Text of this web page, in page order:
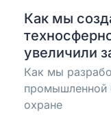
Как мы
увеличили
Как мы
промышленной
охране